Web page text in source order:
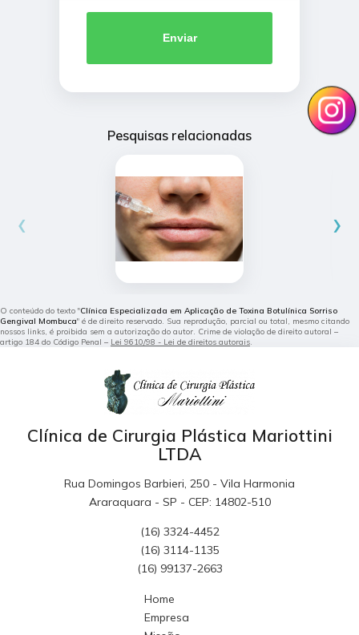
Enviar
Pesquisas relacionadas
‹ ›
O conteúdo do texto "Clínica Especializada em Aplicação de Toxina Botulínica Sorriso
Gengival Mombuca" é de direito reservado. Sua reprodução, parcial ou total, mesmo citando
nossos links, é proibida sem a autorização do autor. Crime de violação de direito autoral –
artigo 184 do Código Penal – Lei 9610/98 - Lei de direitos autorais.
Clínica de Cirurgia Plástica Mariottini
LTDA
Rua Domingos Barbieri, 250 - Vila Harmonia
Araraquara - SP - CEP: 14802-510
(16) 3324-4452
(16) 3114-1135
(16) 99137-2663
Home
Empresa